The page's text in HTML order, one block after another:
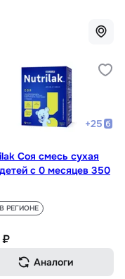
+25
Соя смесь сухая
с 0 месяцев 350
РЕГИОНЕ
₽
Аналоги